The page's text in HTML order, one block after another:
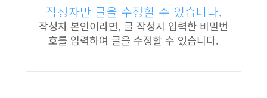
작성자만 글을 수정할 수 있습니다.
작성자 본인이라면, 글 작성시 입력한 비밀번
호를 입력하여 글을 수정할 수 있습니다.